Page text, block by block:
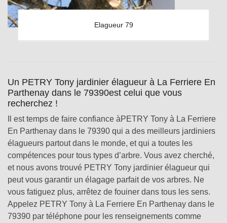
Elagueur 79
Un PETRY Tony jardinier élagueur à La Ferriere En
Parthenay dans le 79390est celui que vous
recherchez !
Il est temps de faire confiance àPETRY Tony à La Ferriere
En Parthenay dans le 79390 qui a des meilleurs jardiniers
élagueurs partout dans le monde, et qui a toutes les
compétences pour tous types d’arbre. Vous avez cherché,
et nous avons trouvé PETRY Tony jardinier élagueur qui
peut vous garantir un élagage parfait de vos arbres. Ne
vous fatiguez plus, arrêtez de fouiner dans tous les sens.
Appelez PETRY Tony à La Ferriere En Parthenay dans le
79390 par téléphone pour les renseignements comme